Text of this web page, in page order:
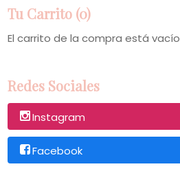
Tu Carrito (0)
El carrito de la compra está vacío
Redes Sociales
Instagram
Facebook